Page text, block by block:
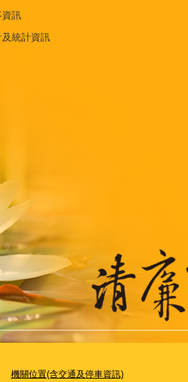
資訊
及統計資訊
機關位置(含交通及停車資訊)